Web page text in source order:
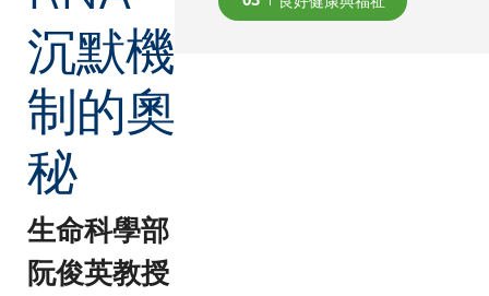
沉默機
制的奧
秘
生命科學部
阮俊英教授